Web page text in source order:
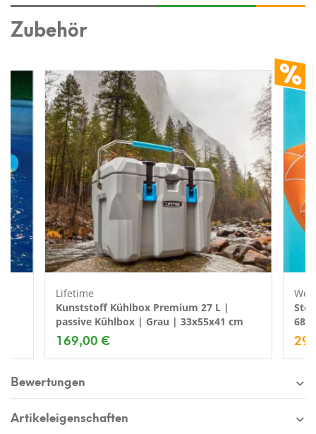
Zubehör
Lifetime
Kunststoff Kühlbox Premium 27 L |
passive Kühlbox | Grau | 33x55x41 cm
169,00 €
Bewertungen
Artikeleigenschaften
Jetzt 10€ Gutschein sichern
Melde dich jetzt zu unserem Newsletter an